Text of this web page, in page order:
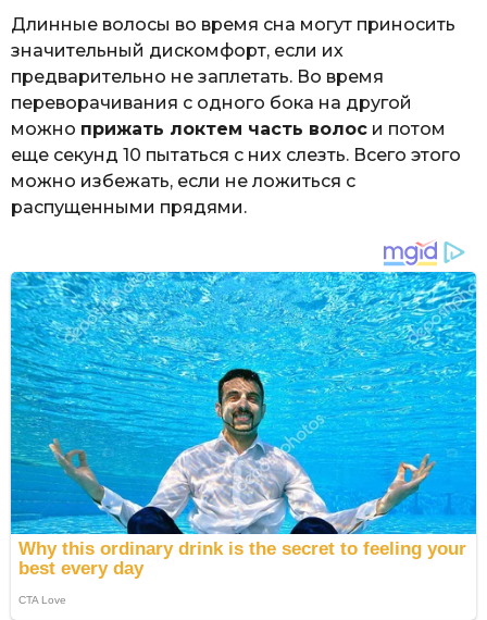
Длинные волосы во время сна могут приносить
значительный дискомфорт, если их
предварительно не заплетать. Во время
переворачивания с одного бока на другой
можно прижать локтем часть волос и потом
еще секунд 10 пытаться с них слезть. Всего этого
можно избежать, если не ложиться с
распущенными прядями.